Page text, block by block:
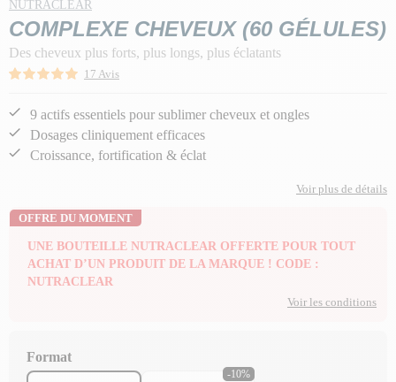
NUTRACLEAR
COMPLEXE CHEVEUX (60 GÉLULES)
Des cheveux plus forts, plus longs, plus éclatants
17 Avis
9 actifs essentiels pour sublimer cheveux et ongles
Dosages cliniquement efficaces
Croissance, fortification & éclat
Voir plus de détails
OFFRE DU MOMENT
UNE BOUTEILLE NUTRACLEAR OFFERTE POUR TOUT
ACHAT D’UN PRODUIT DE LA MARQUE ! CODE :
NUTRACLEAR
Voir les conditions
Format
-10%